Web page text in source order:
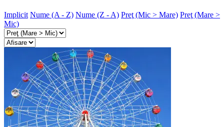
Implicit Nume (A - Z) Nume (Z - A) Preţ (Mic > Mare) Preţ (Mare >
Mic)